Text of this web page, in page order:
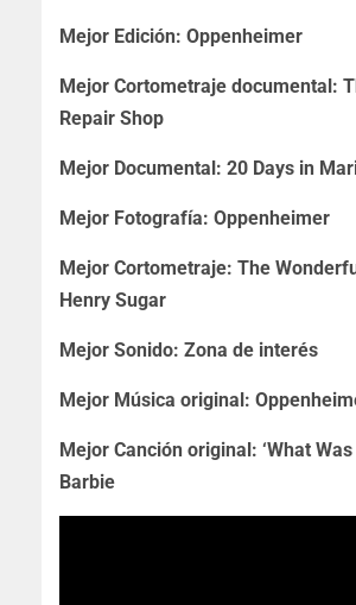
Mejor Edición: Oppenheimer
Mejor Cortometraje documental:
Repair Shop
Mejor Documental: 20 Days in
Mejor Fotografía: Oppenheimer
Mejor Cortometraje: The
Henry Sugar
Mejor Sonido: Zona de interés
Mejor Música original:
Mejor Canción original: ‘What Was
Barbie